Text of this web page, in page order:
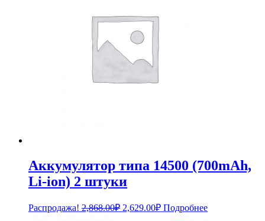
Аккумулятор типа 14500 (700mAh,
Li-ion) 2 штуки
Распродажа! 2,868.00₽ Первоначальная
2,629.00₽Текущая
Подробнее